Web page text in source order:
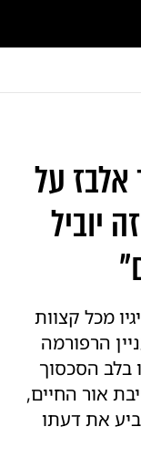
על
יוביל
מכל קצוות
הרפורמה
בלב הסכסוך
אור החיים,
את דעתו